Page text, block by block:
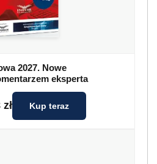
2027. Nowe
eksperta
Kup teraz